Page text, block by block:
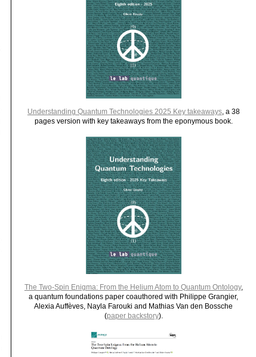
Understanding Quantum Technologies 2025 Key takeaways, a 38
pages version with key takeaways from the eponymous book.
The Two-Spin Enigma: From the Helium Atom to Quantum Ontology,
a quantum foundations paper coauthored with Philippe Grangier,
Alexia Auffèves, Nayla Farouki and Mathias Van den Bossche
(paper backstory).